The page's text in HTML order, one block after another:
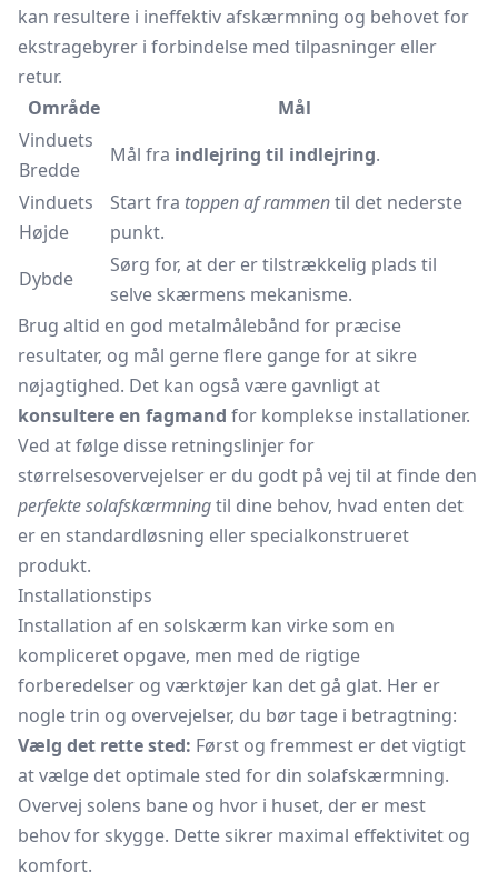
kan resultere i ineffektiv afskærmning og behovet for
ekstragebyrer i forbindelse med tilpasninger eller
retur.
Område
Mål
Vinduets
Bredde
Mål fra indlejring til indlejring.
Vinduets
Højde
Start fra toppen af rammentil det nederste
punkt.
Dybde
Sørg for, at der er tilstrækkelig plads til
selve skærmens mekanisme.
Brug altid en god metalmålebånd for præcise
resultater, og mål gerne flere gange for at sikre
nøjagtighed. Det kan også være gavnligt at
konsultere en fagmand for komplekse installationer.
Ved at følge disse retningslinjer for
størrelsesovervejelser er du godt på vej til at finde den
perfekte solafskærmningtil dine behov, hvad enten det
er en standardløsning eller specialkonstrueret
produkt.
Installationstips
Installation af en solskærm kan virke som en
kompliceret opgave, men med de rigtige
forberedelser og værktøjer kan det gå glat. Her er
nogle trin og overvejelser, du bør tage i betragtning:
Vælg det rette sted: Først og fremmest er det vigtigt
at vælge det optimale sted for din solafskærmning.
Overvej solens bane og hvor i huset, der er mest
behov for skygge. Dette sikrer maximal effektivitet og
komfort.